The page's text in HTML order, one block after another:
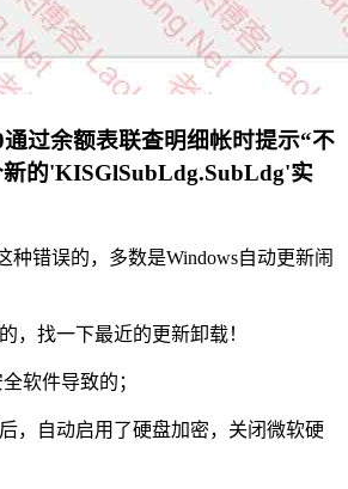
过余额表联查明细帐时提示“不
的'KISGlSubLdg.SubLdg'实
种错误的，多数是Windows自动更新闹
，找一下最近的更新卸载！
软件导致的；
，自动启用了硬盘加密，关闭微软硬